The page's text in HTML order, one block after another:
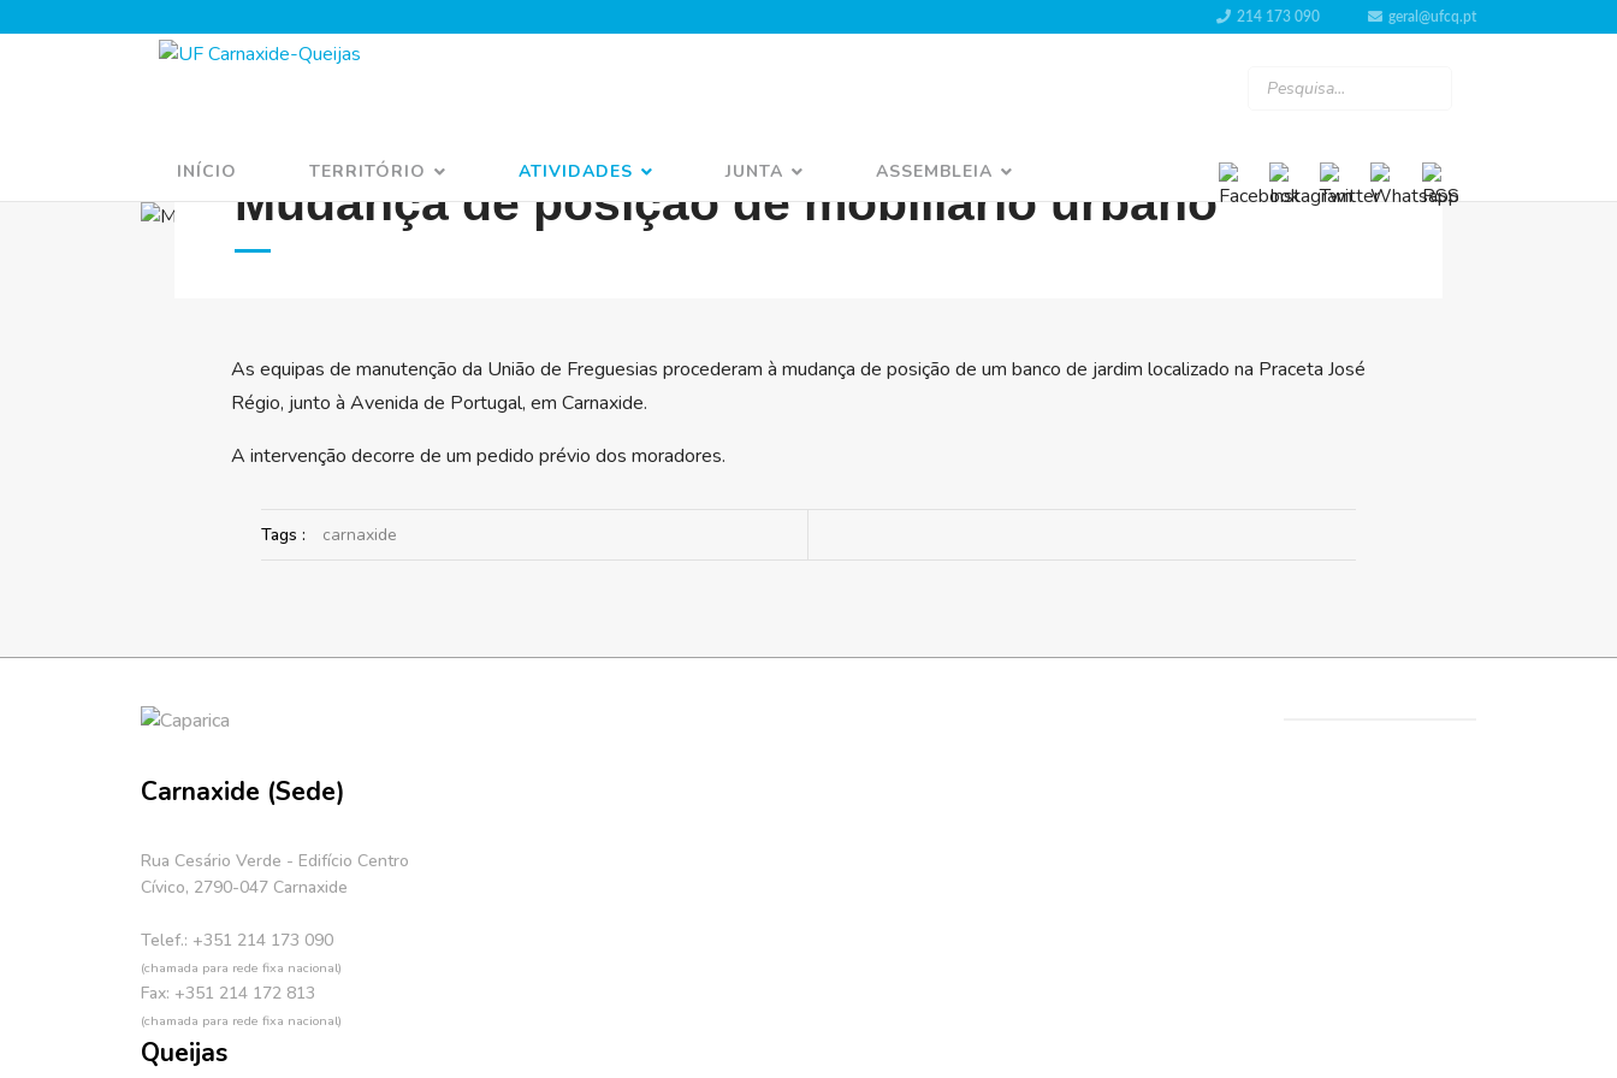
214 173 090 geral@ufcq.pt
INÍCIO TERRITÓRIO ATIVIDADES JUNTA ASSEMBLEIA
03 DEZEMBRO 2025
Mudança de posição de mobiliário urbano
As equipas de manutenção da União de Freguesias procederam à mudança de posição de um banco de jardim localizado na Praceta José
Régio, junto à Avenida de Portugal, em Carnaxide.
A intervenção decorre de um pedido prévio dos moradores.
Tags : carnaxide
Carnaxide (Sede)
Rua Cesário Verde - Edifício Centro
Cívico, 2790-047 Carnaxide
Telef.: +351 214 173 090
(chamada para rede fixa nacional)
Fax: +351 214 172 813
(chamada para rede fixa nacional)
Queijas